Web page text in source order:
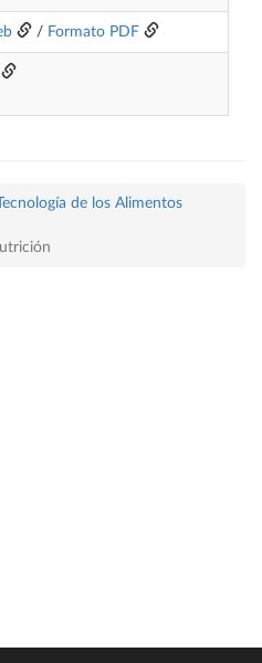
/ Formato PDF
de los Alimentos